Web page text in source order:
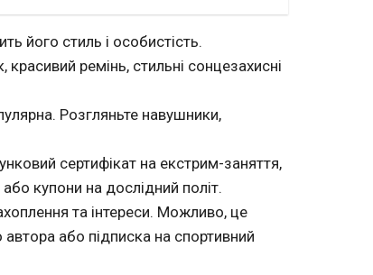
його стиль і особистість.
ремінь, стильні сонцезахисні
Розгляньте навушники,
сертифікат на екстрим-заняття,
купони на дослідний політ.
та інтереси. Можливо, це
або підписка на спортивний